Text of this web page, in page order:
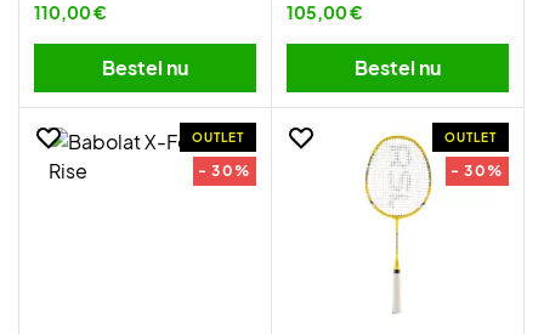
110,00 €
Bestel nu
105,00 €
Bestel nu
OUTLET
- 30%
OUTLET
- 30%